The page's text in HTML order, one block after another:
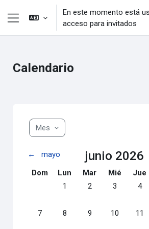
Salta al contenido principal
Panel lateral
En este momento está
acceso para invitados
Calendario
Mes
← mayo junio 2026
Domingo
Dom Lunes
Lun Martes
Mar Miércoles
Mié Jue
Sin eventos, lunes, 1 junio
1 Sin eventos,
2 Sin
3 Sin
4
Sin eventos, domingo, 7 junio
7 Sin eventos, lunes, 8 junio
8 Sin eventos,
9 Sin
10 Sin
11